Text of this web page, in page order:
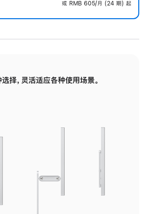
或 RMB 605/月 (24 期) 起
择，灵活适应各种使用场景。